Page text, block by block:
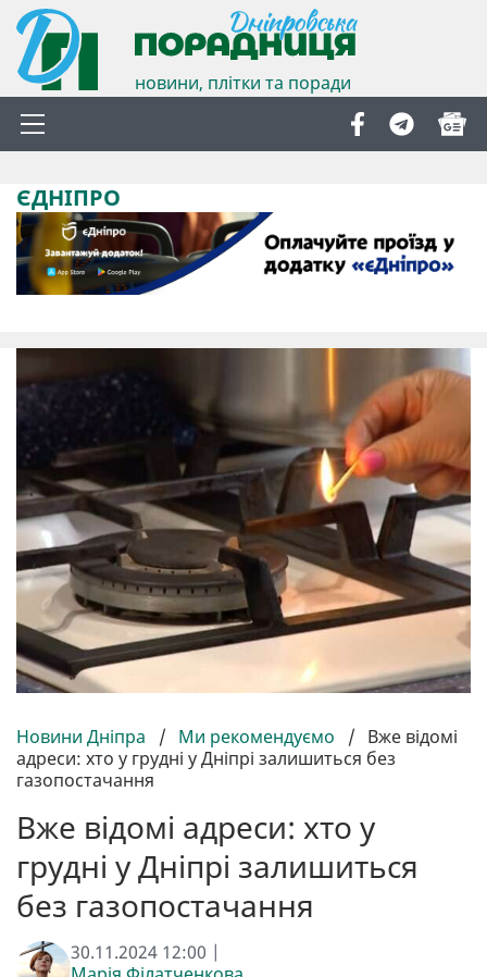
новини, плітки та поради
ЄДНІПРО
Новини Дніпра / Ми рекомендуємо / Вже відомі
адреси: хто у грудні у Дніпрі залишиться без
газопостачання
Вже відомі адреси: хто у
грудні у Дніпрі залишиться
без газопостачання
30.11.2024 12:00 |